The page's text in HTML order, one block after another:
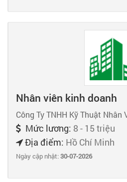
Nhân viên kinh doanh
Công Ty TNHH Kỹ Thuật Nhân
Mức lương: 8 - 15 triệu
Địa điểm: Hồ Chí Minh
Ngày cập nhật:30-07-2026